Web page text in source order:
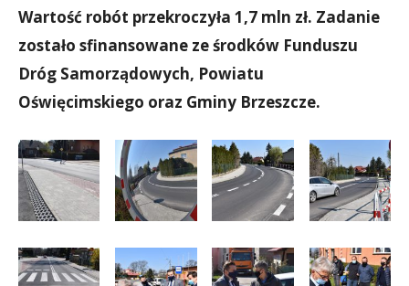
Wartość robót przekroczyła 1,7 mln zł. Zadanie
zostało sfinansowane ze środków Funduszu
Dróg Samorządowych, Powiatu
Oświęcimskiego oraz Gminy Brzeszcze.